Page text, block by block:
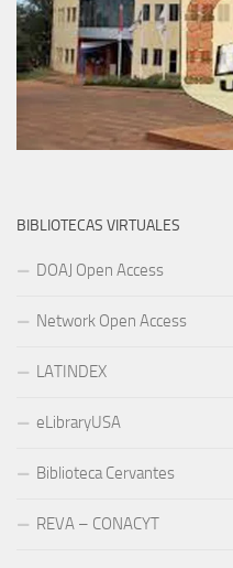
BIBLIOTECAS VIRTUALES
DOAJ Open Access
Network Open Access
LATINDEX
eLibraryUSA
Biblioteca Cervantes
REVA – CONACYT